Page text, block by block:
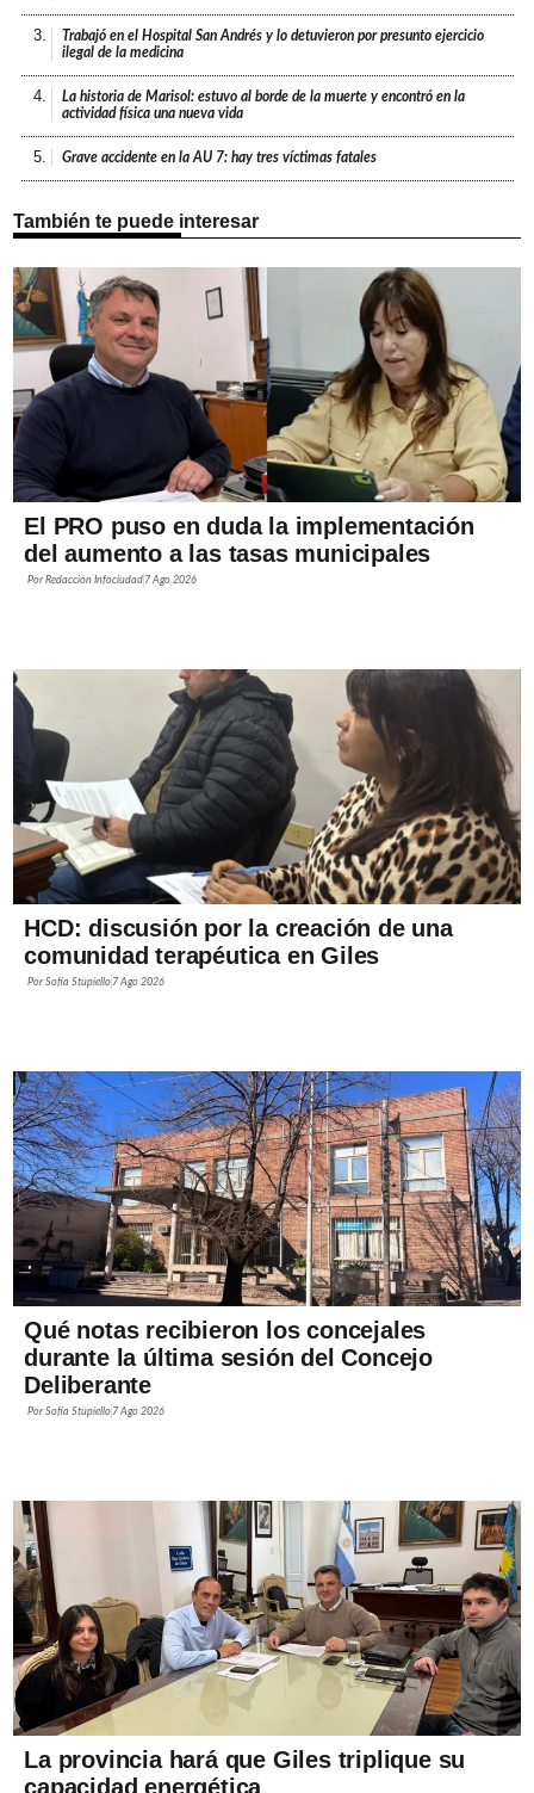
3.
Trabajó en el Hospital San Andrés y lo detuvieron por presunto ejercicio
ilegal de la medicina
4.
La historia de Marisol: estuvo al borde de la muerte y encontró en la
actividad física una nueva vida
5. Grave accidente en la AU 7: hay tres víctimas fatales
También te puede interesar
El PRO puso en duda la implementación
del aumento a las tasas municipales
PorRedacción Infociudad 7 Ago 2026
HCD: discusión por la creación de una
comunidad terapéutica en Giles
PorSofía Stupiello 7 Ago 2026
Qué notas recibieron los concejales
durante la última sesión del Concejo
Deliberante
PorSofía Stupiello 7 Ago 2026
La provincia hará que Giles triplique su
capacidad energética